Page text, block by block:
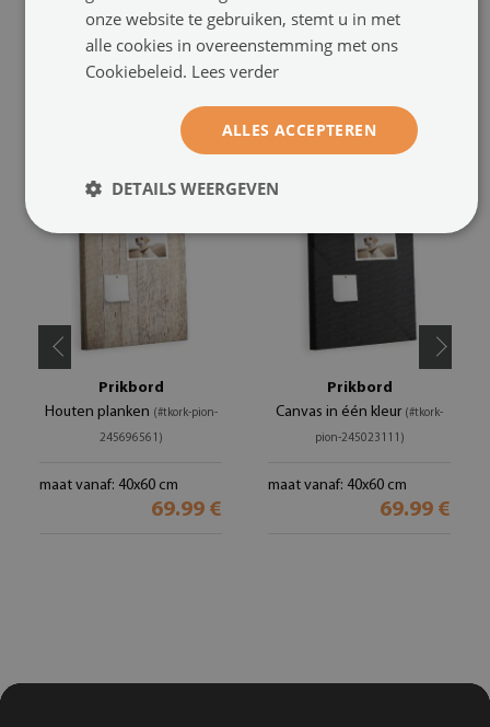
AANBEVOLEN PRODUCTEN
Prikbord
Houten planken (#tkork-pion-
245696561)
maat vanaf: 40x60 cm
69.99 €
Prikbord
Canvas in één kleur (#tkork-
pion-245023111)
maat vanaf: 40x60 cm
69.99 €
onze website te gebruiken, stemt u in met
alle cookies in overeenstemming met ons
Cookiebeleid. Lees verder
ALLES ACCEPTEREN
DETAILS WEERGEVEN